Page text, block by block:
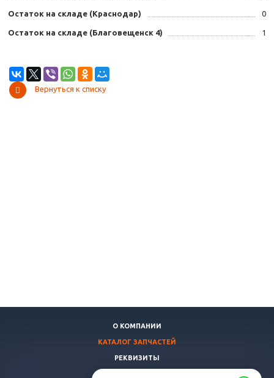
Остаток на складе (Краснодар) 0
Остаток на складе (Благовещенск 4) 1
Вернуться к списку
О КОМПАНИИ
КАТАЛОГ ЗАПЧАСТЕЙ
РЕКВИЗИТЫ